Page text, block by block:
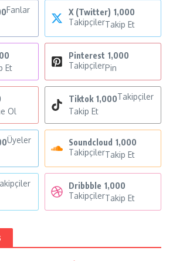
Fanlar
X (Twitter) 1,000
TakipçilerTakip Et
Et
Pinterest 1,000
TakipçilerPin
Ol
Tiktok 1,000Takipçiler
Takip Et
Üyeler
Soundcloud 1,000
TakipçilerTakip Et
Dribbble 1,000
TakipçilerTakip Et